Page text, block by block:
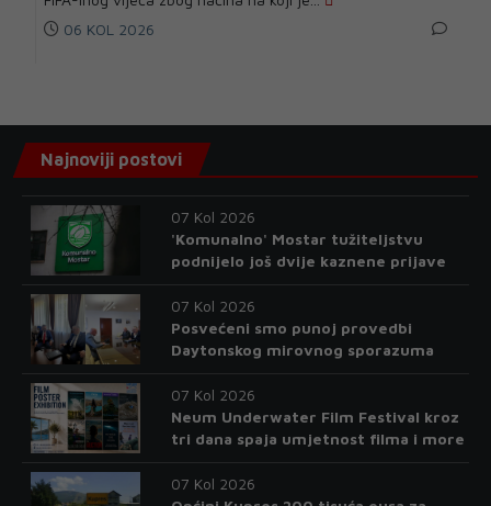
06 KOL 2026
Najnoviji postovi
07 Kol 2026
'Komunalno' Mostar tužiteljstvu
podnijelo još dvije kaznene prijave
07 Kol 2026
Posvećeni smo punoj provedbi
Daytonskog mirovnog sporazuma
07 Kol 2026
Neum Underwater Film Festival kroz
tri dana spaja umjetnost filma i more
07 Kol 2026